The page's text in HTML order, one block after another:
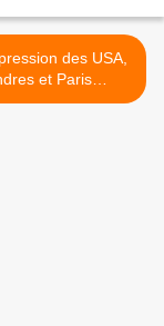
des USA,
et Paris
leur projet de